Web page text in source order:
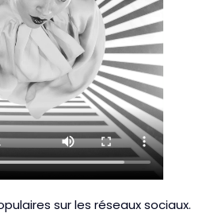
sur les réseaux sociaux.